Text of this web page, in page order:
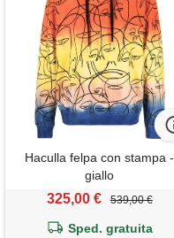
Haculla felpa con stampa -
giallo
325,00 € 539,00 €
Sped. gratuita